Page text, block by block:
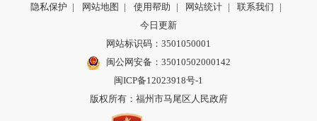
隐私保护 | 网站地图 | 使用帮助 | 网站统计 | 联系我们
|
今日更新
网站标识码：3501050001
闽公网安备：35010502000142
闽ICP备12023918号-1
版权所有：福州市马尾区人民政府